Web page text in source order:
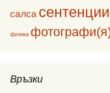
салса сентенции
физика
Връзки